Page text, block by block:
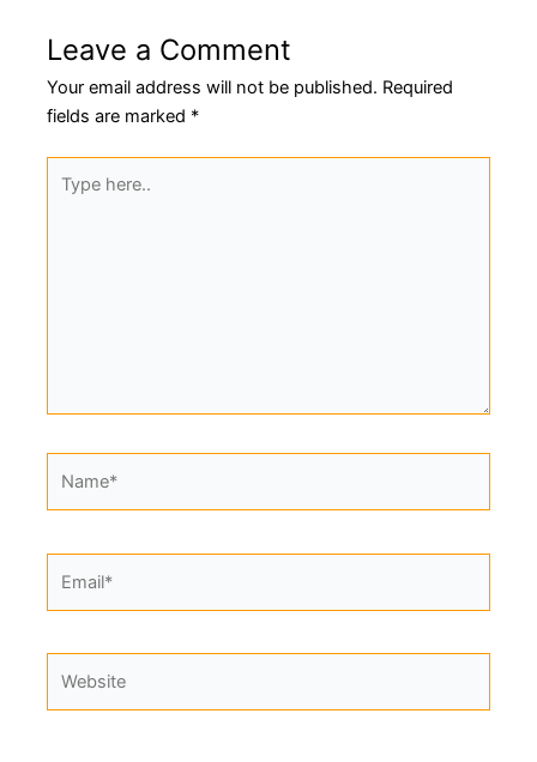
Leave a Comment
Your email address will not be published. Required
fields are marked *
here..